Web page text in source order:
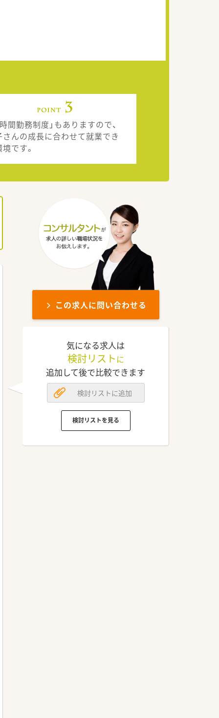
間勤務制度」もありますので、
さんの成長に合わせて就業でき
です。
この求人に問い合わせる
気になる求人は
検討リスト に
追加して後で比較できます
検討リストに追加
検討リストを見る